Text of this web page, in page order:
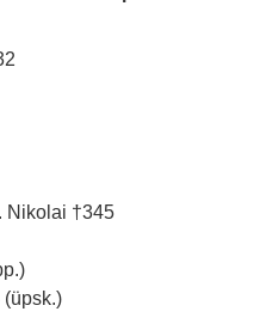
Nikolai †345
(üpsk.)